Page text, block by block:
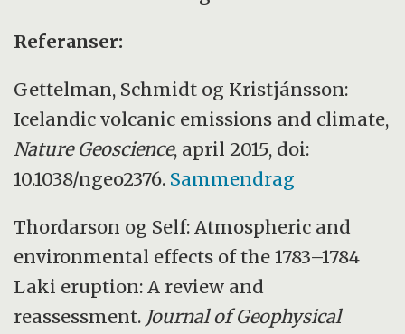
Referanser:
Gettelman, Schmidt og Kristjánsson:
Icelandic volcanic emissions and climate,
Nature Geoscience, april 2015, doi:
10.1038/ngeo2376. Sammendrag
Thordarson og Self: Atmospheric and
environmental effects of the 1783–1784
Laki eruption: A review and
reassessment. Journal of Geophysical